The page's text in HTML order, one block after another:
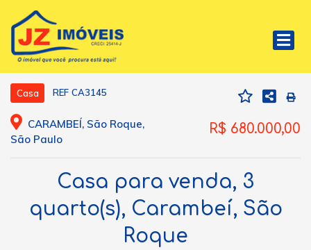
Casa REF CA3145
CARAMBEÍ, São Roque,
São Paulo
R$ 680.000,00
Casa para venda, 3
quarto(s), Carambeí, São
Roque